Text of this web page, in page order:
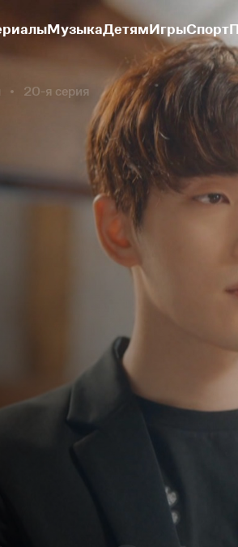
МузыкаДетямИгрыСпорт
20-я серия